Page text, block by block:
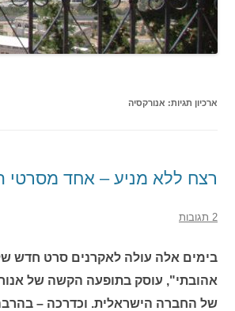
ארכיון תגיות: אנורקסיה
רצח ללא מניע – אחד מסרטי
2 תגובות
בימים אלה עולה לאקרנים סרט חדש
אהובתי", עוסק בתופעה הקשה של
של החברה הישראלית. וכדרכה –